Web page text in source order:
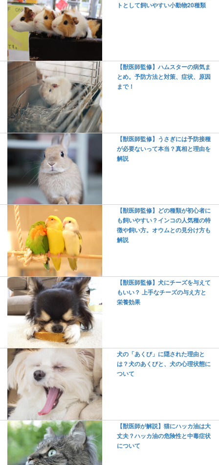
トとして飼いやすい小動物20種類
【獣医師監修】ハムスターの病気ま
とめ。予防方法と対策、症状、原因
まで！
【獣医師監修】うさぎには予防接種
が必要ないって本当？真相と理由を
解説
【獣医師監修】どの種類が初心者に
も飼いやすい？インコの人気種の特
徴や飼い方。オウムとの見分け方も
解説
【獣医師監修】犬にチーズを与えて
もいい？ 上手なチーズの与え方と
栄養効果
犬の「あくび」に隠された理由と
は？犬のあくびと、犬の心理状態に
ついて
【獣医師が解説】猫にハッカ油は大
丈夫？ハッカ油の危険性と中毒症状
について